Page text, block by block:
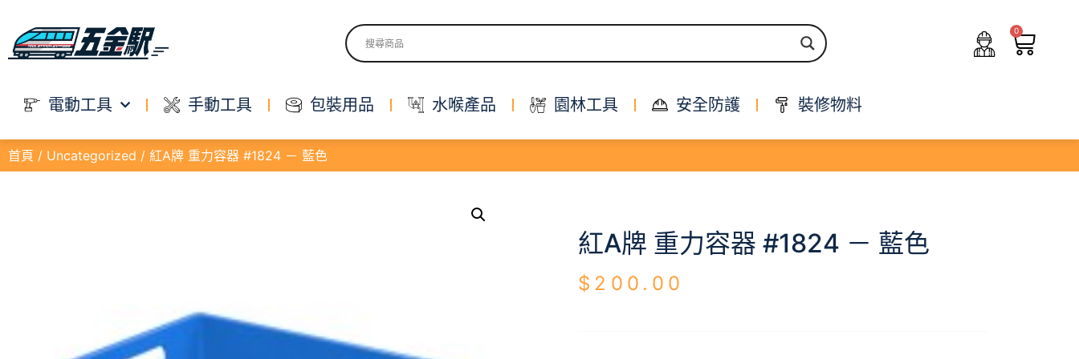
0
電動工具 手動工具 包裝用品 水喉產品 園林工具 安全防護 裝修物料
首頁 / Uncategorized / 紅A牌 重力容器 #1824 － 藍色
紅A牌 重力容器 #1824 － 藍色
$ 200.00